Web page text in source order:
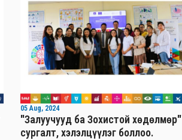
05 Aug, 2024
"Залуучууд ба Зохистой хөдөлмөр"
сургалт, хэлэлцүүлэг боллоо.